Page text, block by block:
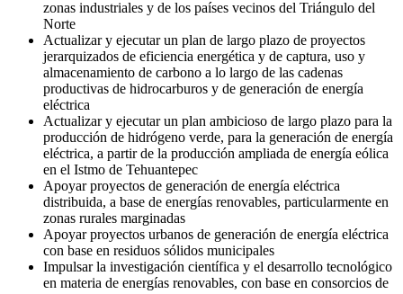
zonas industriales y de los países vecinos del Triángulo del
Norte
Actualizar y ejecutar un plan de largo plazo de proyectos
jerarquizados de eficiencia energética y de captura, uso y
almacenamiento de carbono a lo largo de las cadenas
productivas de hidrocarburos y de generación de energía
eléctrica
Actualizar y ejecutar un plan ambicioso de largo plazo para la
producción de hidrógeno verde, para la generación de energía
eléctrica, a partir de la producción ampliada de energía eólica
en el Istmo de Tehuantepec
Apoyar proyectos de generación de energía eléctrica
distribuida, a base de energías renovables, particularmente en
zonas rurales marginadas
Apoyar proyectos urbanos de generación de energía eléctrica
con base en residuos sólidos municipales
Impulsar la investigación científica y el desarrollo tecnológico
en materia de energías renovables, con base en consorcios de